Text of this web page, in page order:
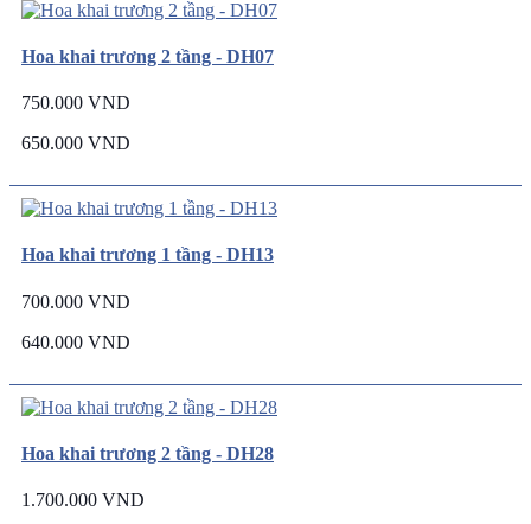
Hoa khai trương 2 tầng - DH07
750.000 VND
650.000 VND
Hoa khai trương 1 tầng - DH13
700.000 VND
640.000 VND
Hoa khai trương 2 tầng - DH28
1.700.000 VND